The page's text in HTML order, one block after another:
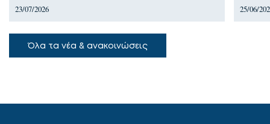
23/07/2026 25/06/
Όλα τα νέα & ανακοινώσεις